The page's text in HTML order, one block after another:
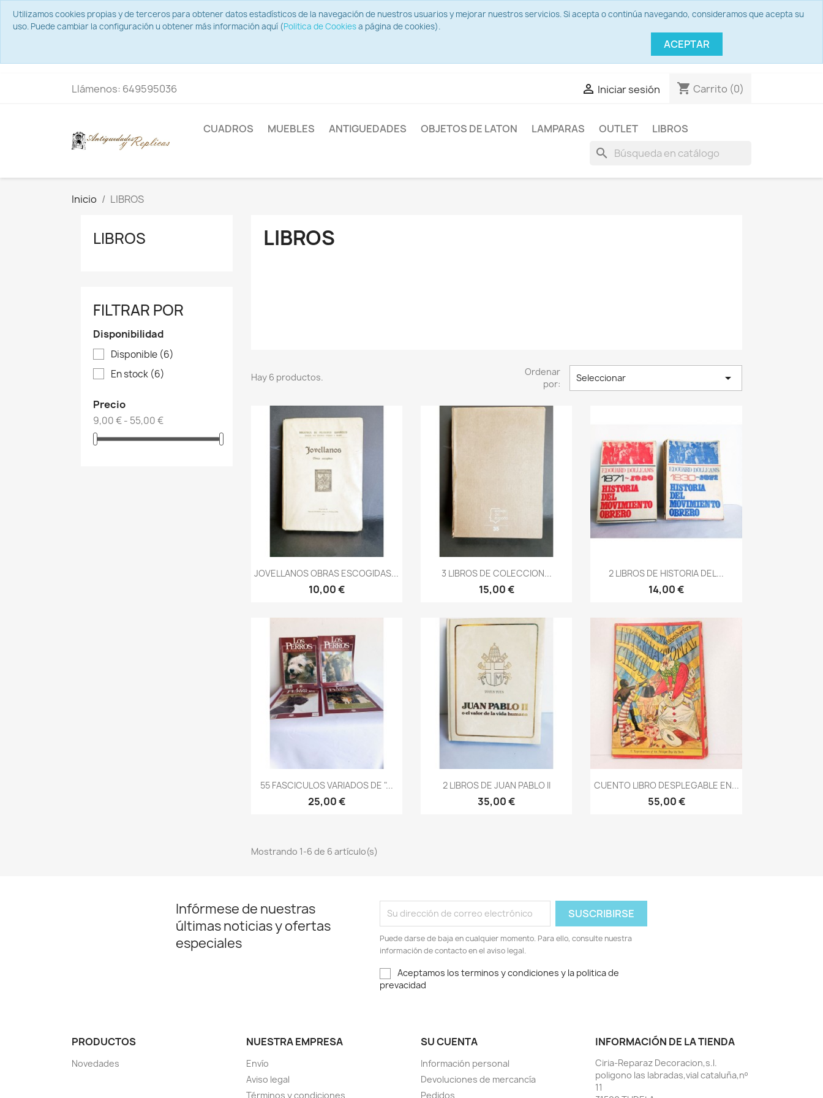
Utilizamos cookies propias y de terceros para obtener datos estadísticos de la navegación de nuestros usuarios y mejorar nuestros servicios. Si acepta o continúa navegando, consideramos que acepta su
uso. Puede cambiar la configuración u obtener más información aquí (Politica de Cookiesa página de cookies).
ACEPTAR
Llámenos: 649595036  Iniciar sesión shopping_cart Carrito (0)
CUADROS MUEBLES ANTIGUEDADES OBJETOS DE LATON LAMPARAS OUTLET LIBROS
search
Inicio LIBROS
LIBROS
FILTRAR POR
Disponibilidad
Disponible (6)
En stock (6)
Precio
9,00 € - 55,00 €
LIBROS
Hay 6 productos.
Ordenar
por:
Seleccionar 
Vista rápida
JOVELLANOS OBRAS ESCOGIDAS...
10,00 €
Vista rápida
3 LIBROS DE COLECCION...
15,00 €
Vista rápida
2 LIBROS DE HISTORIA DEL...
14,00 €
 Vista rápida
55 FASCICULOS VARIADOS DE "...
25,00 €
Vista rápida
2 LIBROS DE JUAN PABLO II
35,00 €
Vista rápida
CUENTO LIBRO DESPLEGABLE EN...
55,00 €
Mostrando 1-6 de 6 artículo(s)
Infórmese de nuestras
últimas noticias y ofertas
especiales
Puede darse de baja en cualquier momento. Para ello, consulte nuestra
información de contacto en el aviso legal.
Aceptamos los terminos y condiciones y la politica de
prevacidad
PRODUCTOS
Novedades
NUESTRA EMPRESA
Envío
Aviso legal
Términos y condiciones
SU CUENTA
Información personal
Devoluciones de mercancía
Pedidos
INFORMACIÓN DE LA TIENDA
Ciria-Reparaz Decoracion,s.l.
poligono las labradas,vial cataluña,nº
11